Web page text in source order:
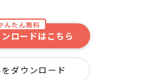
んたん無料
ロードはこちら
ダウンロード